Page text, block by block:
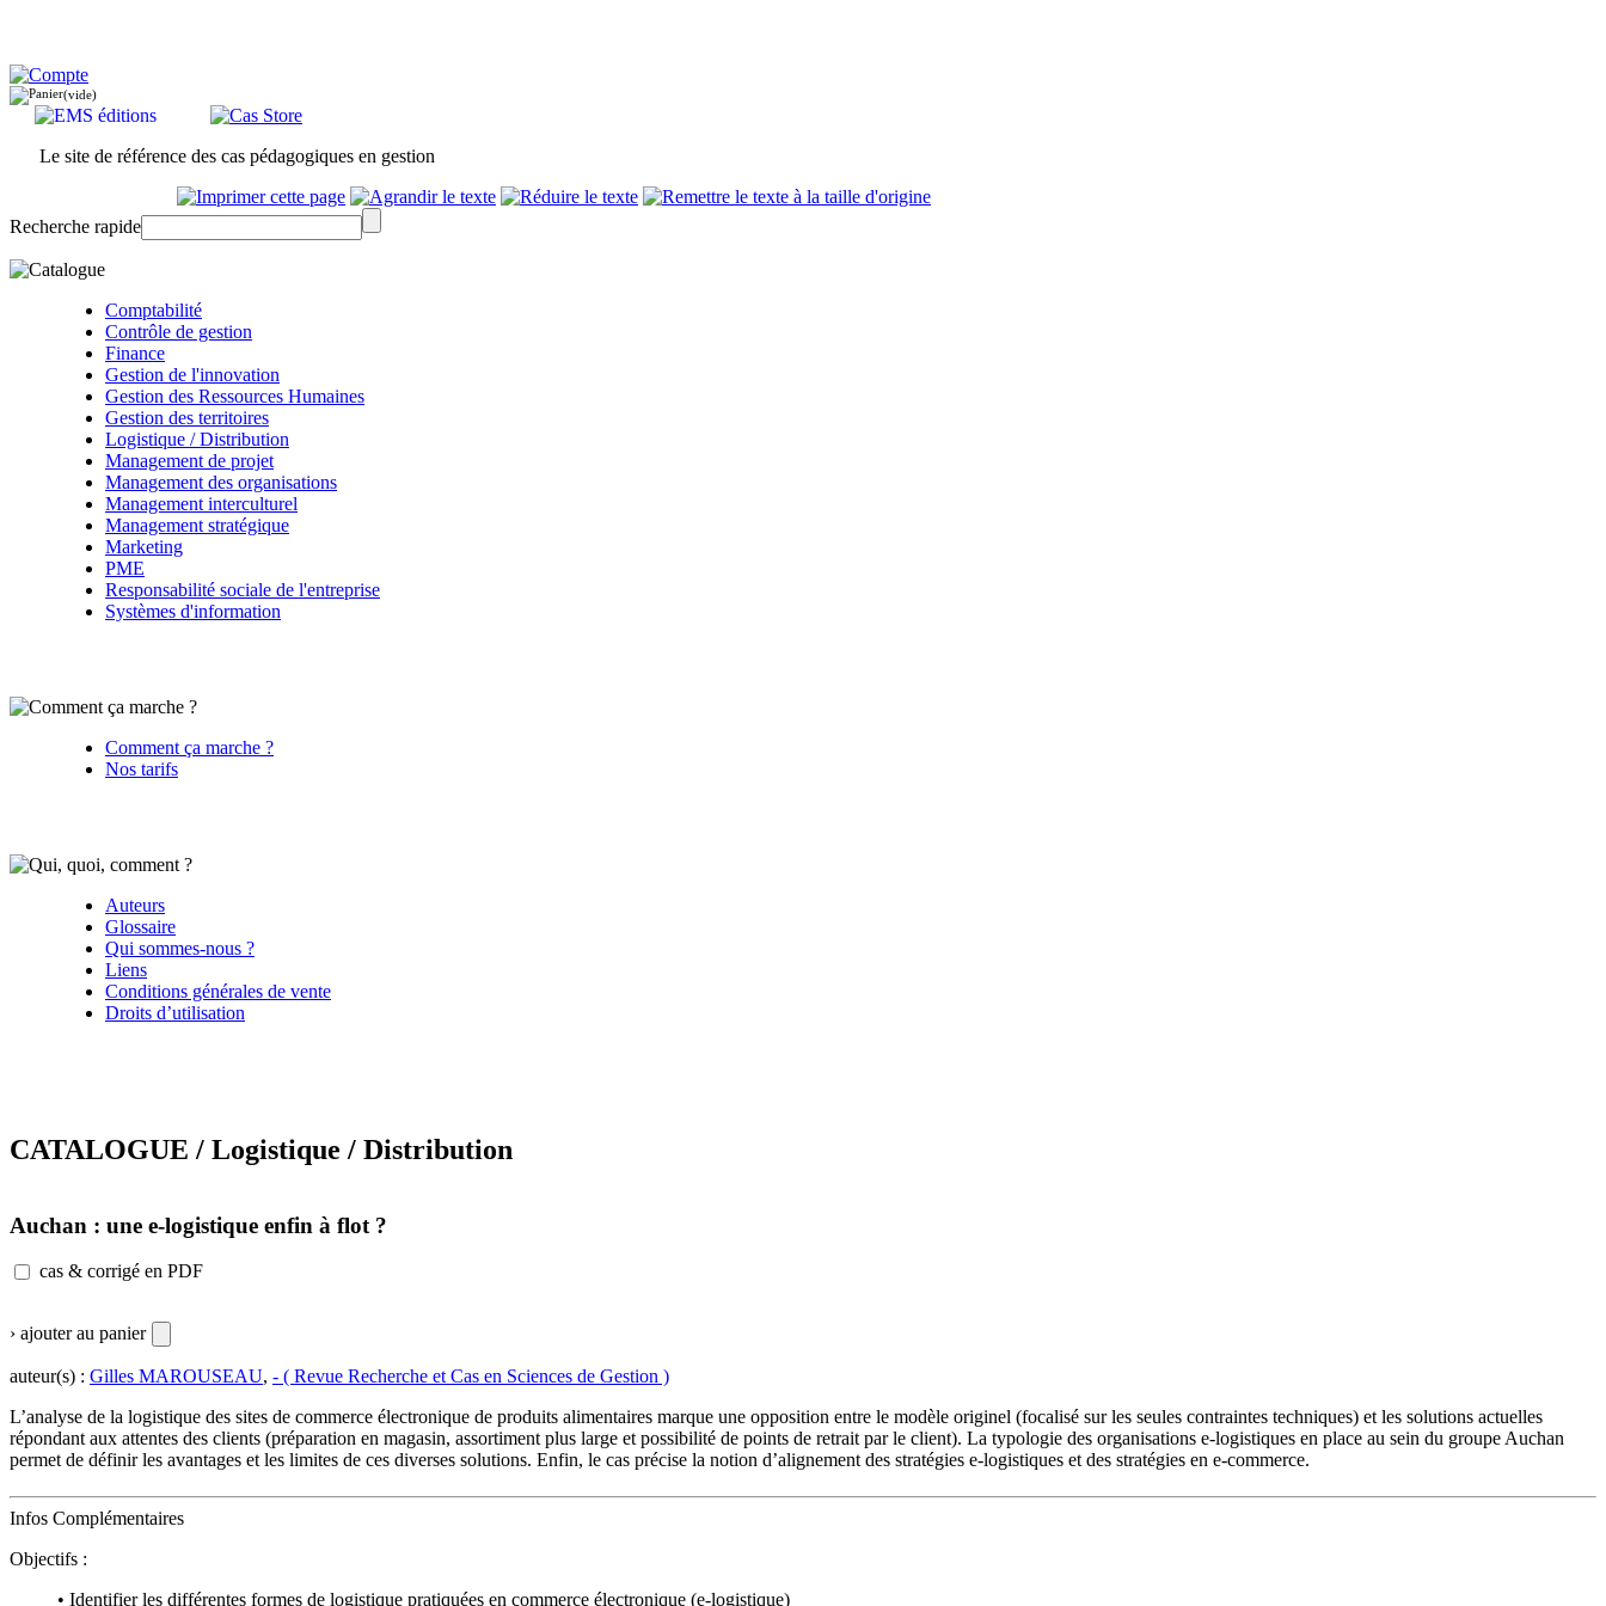
(vide)
Le site de référence des cas pédagogiques en gestion
Recherche rapide
Comptabilité
Contrôle de gestion
Finance
Gestion de l'innovation
Gestion des Ressources Humaines
Gestion des territoires
Logistique / Distribution
Management de projet
Management des organisations
Management interculturel
Management stratégique
Marketing
PME
Responsabilité sociale de l'entreprise
Systèmes d'information
Comment ça marche ?
Nos tarifs
Auteurs
Glossaire
Qui sommes-nous ?
Liens
Conditions générales de vente
Droits d’utilisation
CATALOGUE / Logistique / Distribution
Auchan : une e-logistique enfin à flot ?
cas & corrigé en PDF
› ajouter au panier
auteur(s) : Gilles MAROUSEAU, - ( Revue Recherche et Cas en Sciences de Gestion )
L’analyse de la logistique des sites de commerce électronique de produits alimentaires marque une opposition entre le modèle originel (focalisé sur les seules contraintes techniques) et les solutions actuelles
répondant aux attentes des clients (préparation en magasin, assortiment plus large et possibilité de points de retrait par le client). La typologie des organisations e-logistiques en place au sein du groupe Auchan
permet de définir les avantages et les limites de ces diverses solutions. Enfin, le cas précise la notion d’alignement des stratégies e-logistiques et des stratégies en e-commerce.
Infos Complémentaires
Objectifs :
• Identifier les différentes formes de logistique pratiquées en commerce électronique (e-logistique)